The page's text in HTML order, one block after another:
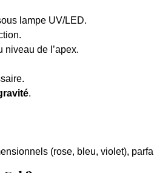
lampe UV/LED.
niveau de l’apex.
.
(rose, bleu, violet),